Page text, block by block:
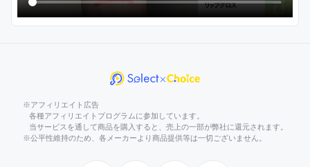
※アフィリエイト広告
各種アフィリエイトプログラムに参加しています。
当サービスを通して商品を購入すると、売上の一部が弊社に還元されます。
※公平性維持のため、各メーカーより商品提供等は一切ございません。